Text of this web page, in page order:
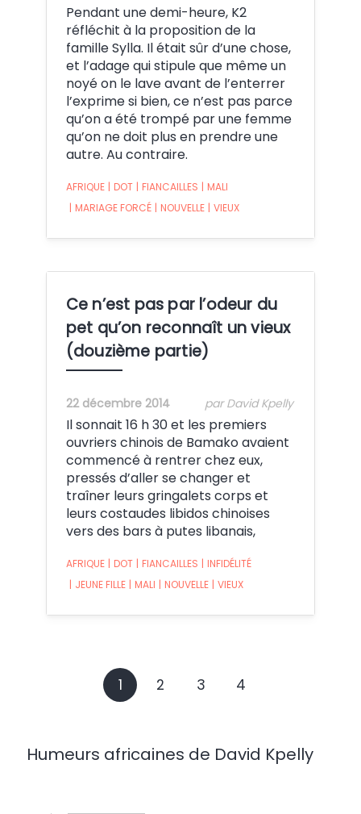
Pendant une demi-heure, K2
réfléchit à la proposition de la
famille Sylla. Il était sûr d’une chose,
et l’adage qui stipule que même un
noyé on le lave avant de l’enterrer
l’exprime si bien, ce n’est pas parce
qu’on a été trompé par une femme
qu’on ne doit plus en prendre une
autre. Au contraire.
AFRIQUE | DOT | FIANCAILLES | MALI
| MARIAGE FORCÉ | NOUVELLE | VIEUX
Ce n’est pas par l’odeur du
pet qu’on reconnaît un vieux
(douzième partie)
22 décembre 2014 par David Kpelly
Il sonnait 16 h 30 et les premiers
ouvriers chinois de Bamako avaient
commencé à rentrer chez eux,
pressés d’aller se changer et
traîner leurs gringalets corps et
leurs costaudes libidos chinoises
vers des bars à putes libanais,
AFRIQUE | DOT | FIANCAILLES | INFIDÉLITÉ
| JEUNE FILLE | MALI | NOUVELLE | VIEUX
1 2 3 4
Humeurs africaines de David Kpelly